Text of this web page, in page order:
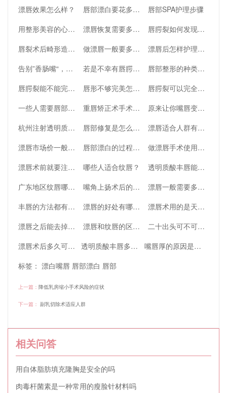
漂唇效果怎么样？
唇部漂白要花多少钱？
唇部SPA护理步骤
用整形美容的心态治疗唇腭裂
漂唇恢复需要多久？漂唇后多久可以刷牙？
唇腭裂如何发现？北京嫣然做唇腭裂费用？
唇裂术后畸形造成的严重后果
做漂唇一般要多少钱？
漂唇后怎样护理效果好？
告别”香肠嘴“，什么样子的唇好看？唇到底长啥样？
若是不幸有唇腭裂怎么办呢？如果修复后还是有唇部畸形怎么办呢？
唇部整形的种类及注意事项
唇腭裂能不能完全治好
唇形不够完美怎么办呢？有哪些因素导致了唇部看起来不够完美呢？
唇腭裂可以完全修复吗？
一些人需要唇部丰唇注射丰唇手术，而另一些人需要嘴唇厚怎样变薄
重唇矫正术手术操作是怎样的？做完之后应该怎么护理？
原来让你嘴唇变厚的真凶竟然是它
杭州注射透明质酸丰唇价格贵吗？什么是透明质酸丰唇？
唇部修复是怎么做的呢？怎样才能拥有完美唇形呢？
漂唇适合人群有哪些
漂唇市场价一般多少钱？
唇部漂白的过程是怎样的
做漂唇手术使用的方法
漂唇术前就要注意什么
哪些人适合纹唇？
透明质酸丰唇能保持多久？
广东地区纹唇哪家好？
嘴角上扬术后的注意事项有哪些？
漂唇一般需要多久恢复正常
丰唇的方法都有哪些优缺点？
漂唇的好处有哪些？
漂唇术用的是天然色素吗？
漂唇之后能去掉吗？
漂唇和纹唇的区别在哪里
二十出头可不可以纹唇漂唇？
漂唇术后多久可以恢复正常唇色呢？
透明质酸丰唇多久能消肿？透明质酸丰唇能保持多长时间？
嘴唇厚的原因是为什么？厚唇矫正怎么做？
标签： 漂白嘴唇 唇部漂白 唇部
上一篇： 降低乳房缩小手术风险的症状
下一篇： 副乳切除术适应人群
相关问答
用自体脂肪填充隆胸是安全的吗
肉毒杆菌素是一种常用的瘦脸针材料吗